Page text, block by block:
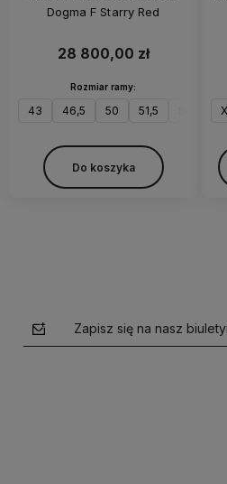
Dogma F Starry Red
28 800,00 zł
Rozmiar ramy:
43 46,5 50 51,5 55
Do koszyka
Zapisz się na nasz